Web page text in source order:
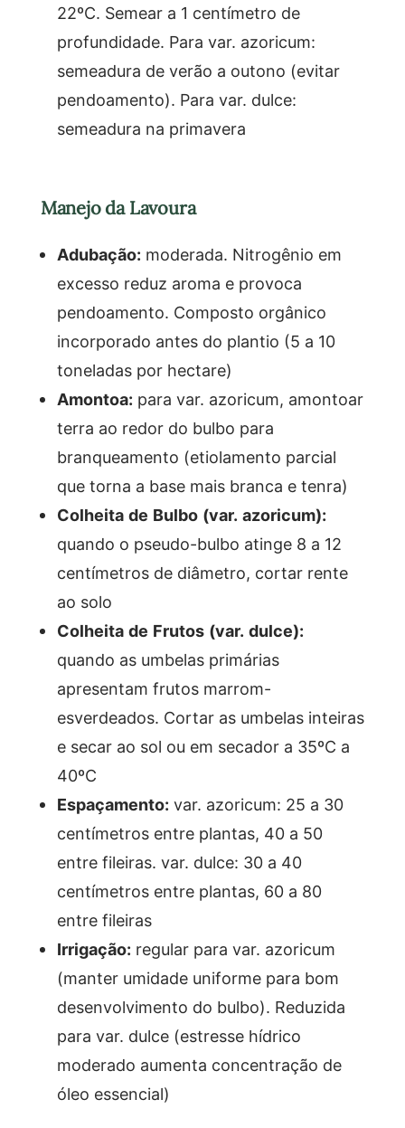
22ºC. Semear a 1 centímetro de
profundidade. Para var. azoricum:
semeadura de verão a outono (evitar
pendoamento). Para var. dulce:
semeadura na primavera
Manejo da Lavoura
Adubação: moderada. Nitrogênio em
excesso reduz aroma e provoca
pendoamento. Composto orgânico
incorporado antes do plantio (5 a 10
toneladas por hectare)
Amontoa: para var. azoricum, amontoar
terra ao redor do bulbo para
branqueamento (etiolamento parcial
que torna a base mais branca e tenra)
Colheita de Bulbo (var. azoricum):
quando o pseudo-bulbo atinge 8 a 12
centímetros de diâmetro, cortar rente
ao solo
Colheita de Frutos (var. dulce):
quando as umbelas primárias
apresentam frutos marrom-
esverdeados. Cortar as umbelas inteiras
e secar ao sol ou em secador a 35ºC a
40ºC
Espaçamento: var. azoricum: 25 a 30
centímetros entre plantas, 40 a 50
entre fileiras. var. dulce: 30 a 40
centímetros entre plantas, 60 a 80
entre fileiras
Irrigação: regular para var. azoricum
(manter umidade uniforme para bom
desenvolvimento do bulbo). Reduzida
para var. dulce (estresse hídrico
moderado aumenta concentração de
óleo essencial)